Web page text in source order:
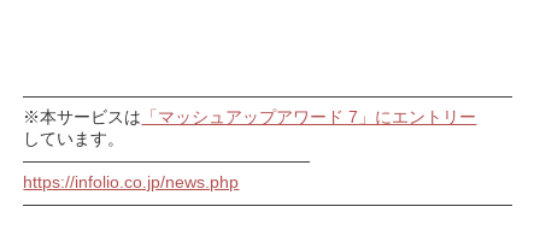
―――――――――――――――――――――――――――――
※本サービスは 「マッシュアップアワード 7」にエントリー
しています。
—————————————————
https://infolio.co.jp/news.php
―――――――――――――――――――――――――――――